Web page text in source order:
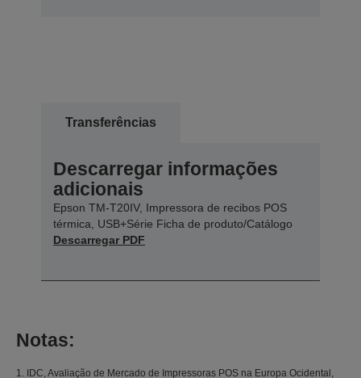
Transferências
Descarregar informações
adicionais
Epson TM-T20IV, Impressora de recibos POS
térmica, USB+Série Ficha de produto/Catálogo
Descarregar PDF
Notas:
1. IDC, Avaliação de Mercado de Impressoras POS na Europa Ocidental,